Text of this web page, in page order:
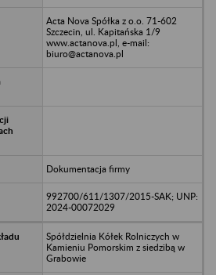
Acta Nova Spółka z o.o. 71-602
Szczecin, ul. Kapitańska 1/9
www.actanova.pl, e-mail:
biuro@actanova.pl
Dokumentacja firmy
992700/611/1307/2015-SAK; UNP:
2024-00072029
Spółdzielnia Kółek Rolniczych w
Kamieniu Pomorskim z siedzibą w
Grabowie